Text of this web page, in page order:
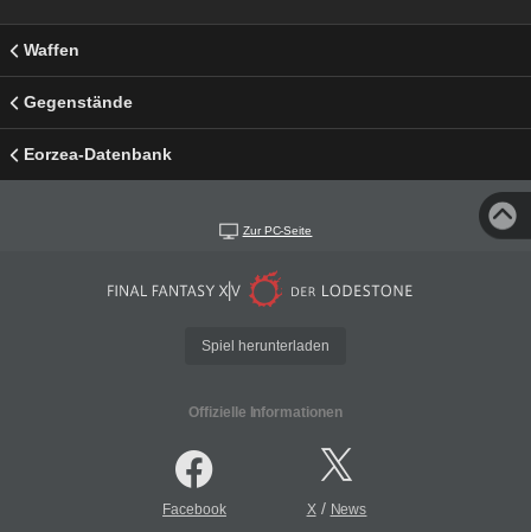
Waffen
Gegenstände
Eorzea-Datenbank
Zur PC-Seite
Spiel herunterladen
Offizielle Informationen
Facebook X/ News